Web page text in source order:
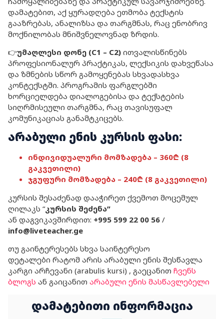
დამატებით, აქ ყურადღება ეთმობა ტექსტის
გააზრებას, ანალიზსა და თარგმნას, რაც ენობრივ
მოქნილობას მნიშვნელოვნად ზრდის.
👉უმაღლესი დონე (C1 – C2) ითვალისწინებს
პროფესიონალურ პრაქტიკას, ლექსიკის დახვეწასა
და ზმნების სწორ გამოყენებას სხვადასხვა
კონტექსტში. პროგრამის ფარგლებში
ხორციელდება დიალოგებისა და ტექსტების
სიღრმისეული თარგმნა, რაც თავისუფალ
კომუნიკაციას განამტკიცებს.
არაბული ენის კურსის ფასი:
ინდივიდუალური მომზადება – 360₾ (8
გაკვეთილი)
ჯგუფური მომზადება – 240₾ (8 გაკვეთილი)
კურსის შესაძენად დააჭირეთ ქვემოთ მოცემულ
ღილაკს “ კურსის შეძენა”
ან დაგვიკავშირდით: +995 599 22 00 56 /
info@liveteacher.ge
თუ გაინტერესებს სხვა საინტერესო
დეტალები რატომ არის არაბული ენის შესწავლა
კარგი არჩევანი (arabulis kursi) , გაეცანით ჩვენს
ბლოგს ან გაიცანით არაბული ენის მასწავლებელი
დამატებითი ინფორმაცია